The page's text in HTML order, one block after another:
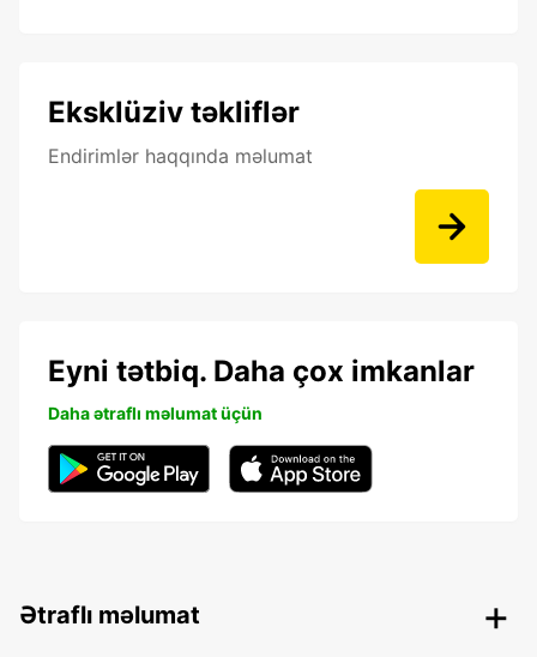
Eksklüziv təkliflər
Endirimlər haqqında məlumat
Eyni tətbiq. Daha çox imkanlar
Daha ətraflı məlumat üçün
Ətraflı məlumat